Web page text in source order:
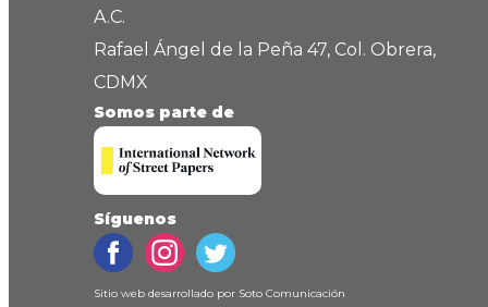
A.C.
Rafael Ángel de la Peña 47, Col. Obrera,
CDMX
Somos parte de
Síguenos
Sitio web desarrollado por Soto Comunicación